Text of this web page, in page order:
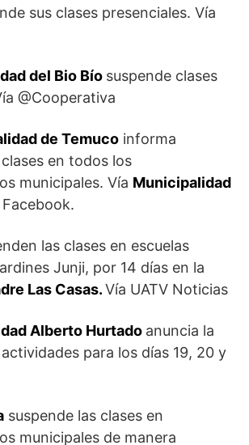
sus clases presenciales. Vía
del Bio Bío suspende clases
@Cooperativa
de Temuco informa
en todos los
municipales. Vía Municipalidad
Facebook.
las clases en escuelas
Junji, por 14 días en la
Las Casas.Vía UATV Noticias
Alberto Hurtado anuncia la
para los días 19, 20 y
suspende las clases en
municipales de manera